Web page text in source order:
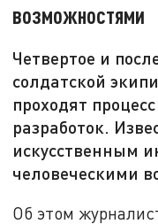
возможностями
Четвертое и
солдатской
проходят
разработок.
искусственным
человеческими
Об этом